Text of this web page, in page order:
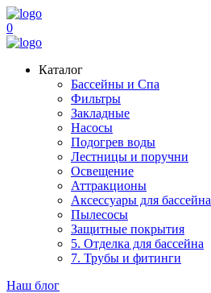
0
Каталог
Бассейны и Спа
Фильтры
Закладные
Насосы
Подогрев воды
Лестницы и поручни
Освещение
Аттракционы
Аксессуары для бассейна
Пылесосы
Защитные покрытия
5. Отделка для бассейна
7. Трубы и фитинги
Наш блог